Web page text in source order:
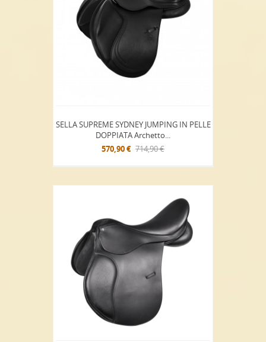
SELLA SUPREME SYDNEY JUMPING IN PELLE
DOPPIATA Archetto...
570,90 € 714,90 €